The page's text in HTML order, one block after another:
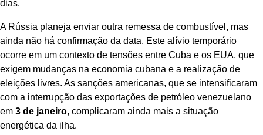
dias.
A Rússia planeja enviar outra remessa de combustível, mas
ainda não há confirmação da data. Este alívio temporário
ocorre em um contexto de tensões entre Cuba e os EUA, que
exigem mudanças na economia cubana e a realização de
eleições livres. As sanções americanas, que se intensificaram
com a interrupção das exportações de petróleo venezuelano
em 3 de janeiro, complicaram ainda mais a situação
energética da ilha.